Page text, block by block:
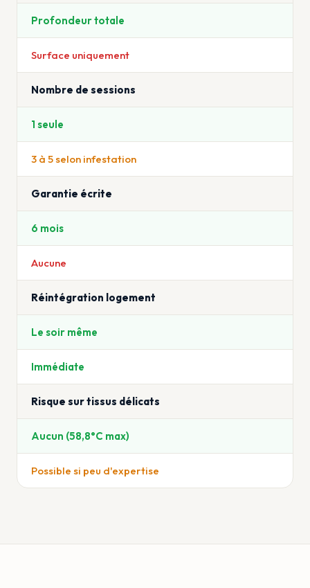
Profondeur totale
Surface uniquement
Nombre de sessions
1 seule
3 à 5 selon infestation
Garantie écrite
6 mois
Aucune
Réintégration logement
Le soir même
Immédiate
Risque sur tissus délicats
Aucun (58,8°C max)
Possible si peu d'expertise